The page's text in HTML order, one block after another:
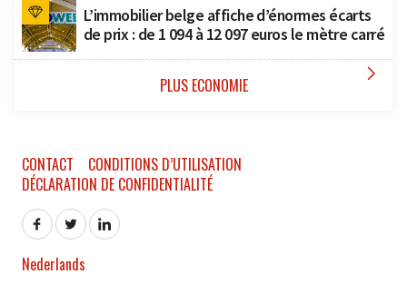
L’immobilier belge affiche d’énormes écarts
de prix : de 1 094 à 12 097 euros le mètre carré
PLUS ECONOMIE 
CONTACT
CONDITIONS D’UTILISATION
DÉCLARATION DE CONFIDENTIALITÉ
Nederlands